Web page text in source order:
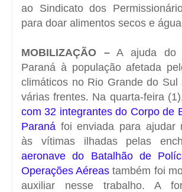
ao Sindicato dos
para doar alimentos secos e
MOBILIZAÇÃO –A ajuda do
Paraná à população afetada
climáticos no Rio Grande do Sul
várias frentes. Na quarta-feira
com 32 integrantes do Corpo de
Paraná foi enviada para ajudar
às vítimas ilhadas pelas
aeronave do Batalhão de
Operações Aéreas também foi
auxiliar nesse trabalho. A